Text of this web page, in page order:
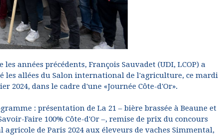
les années précédents, François Sauvadet (UDI, LCOP) a
les allées du Salon international de l'agriculture, ce mardi
2024, dans le cadre d'une «Journée Côte-d'Or».
: présentation de La 21 – bière brassée à Beaune et
Faire 100% Côte-d'Or –, remise de prix du concours
agricole de Paris 2024 aux éleveurs de vaches Simmental,